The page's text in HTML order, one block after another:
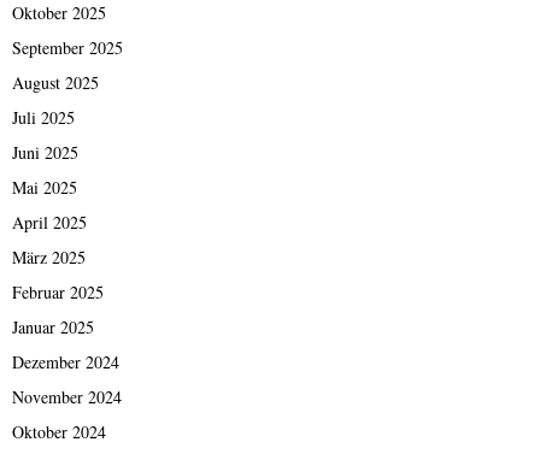
Oktober 2025
September 2025
August 2025
Juli 2025
Juni 2025
Mai 2025
April 2025
März 2025
Februar 2025
Januar 2025
Dezember 2024
November 2024
Oktober 2024